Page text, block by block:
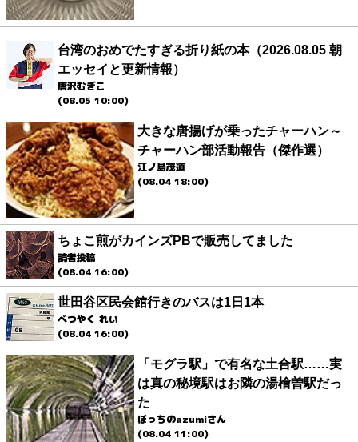
台湾のおめでたすぎる折り紙の本（2026.08.05 朝
エッセイと更新情報）
唐沢むぎこ
(08.05 10:00)
大きな唐揚げが乗ったチャーハン～
チャーハン部活動報告（傑作選）
江ノ島茂道
(08.04 18:00)
ちょこ煎がカインズPBで販売してました
読者投稿
(08.04 16:00)
世田谷区民会館行きのバスは1日1本
べつやく れい
(08.04 16:00)
「モグラ駅」で有名な土合駅……実
は真の秘境駅はお隣の湯檜曽駅だっ
た
ぼっちのazumiさん
(08.04 11:00)